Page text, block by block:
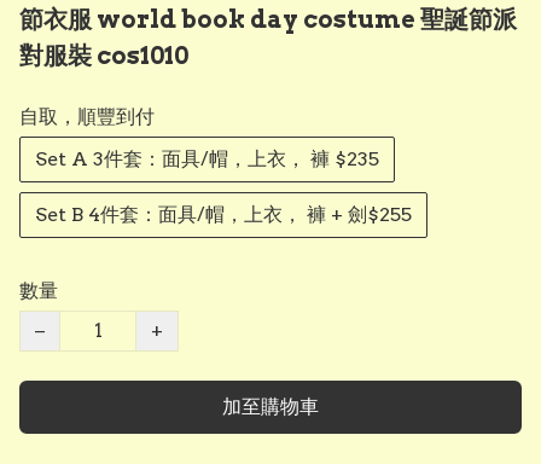
節衣服 world book day costume 聖誕節派
對服裝 cos1010
自取，順豐到付
Set A 3件套：面具/帽，上衣， 褲 $235
Set B 4件套：面具/帽，上衣， 褲 + 劍$255
數量
−
+
加至購物車